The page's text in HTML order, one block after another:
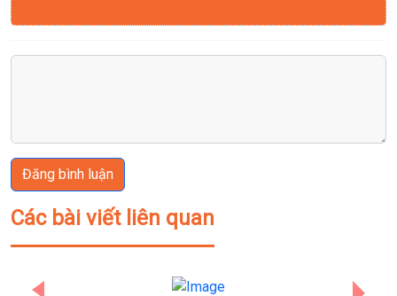
Đăng bình luận
Các bài viết liên quan